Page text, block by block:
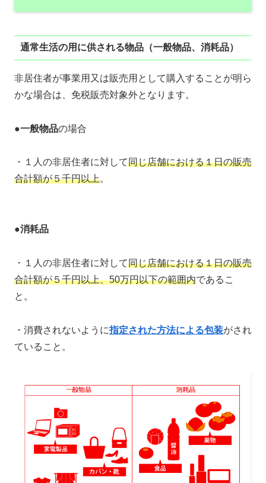
通常生活の用に供される物品（一般物品、消耗品）
非居住者が事業用又は販売用として購入することが明ら
かな場合は、免税販売対象外となります。
●一般物品の場合
・１人の非居住者に対して同じ店舗における１日の販売
合計額が５千円以上。
●消耗品
・１人の非居住者に対して同じ店舗における１日の販売
合計額が５千円以上、50万円以下の範囲内であるこ
と。
・消費されないように指定された方法による包装がされ
ていること。